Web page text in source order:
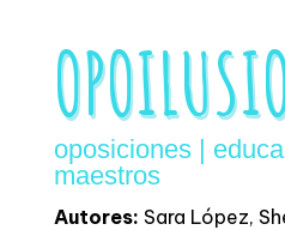
oposiciones |
maestros
Autores: Sara López,